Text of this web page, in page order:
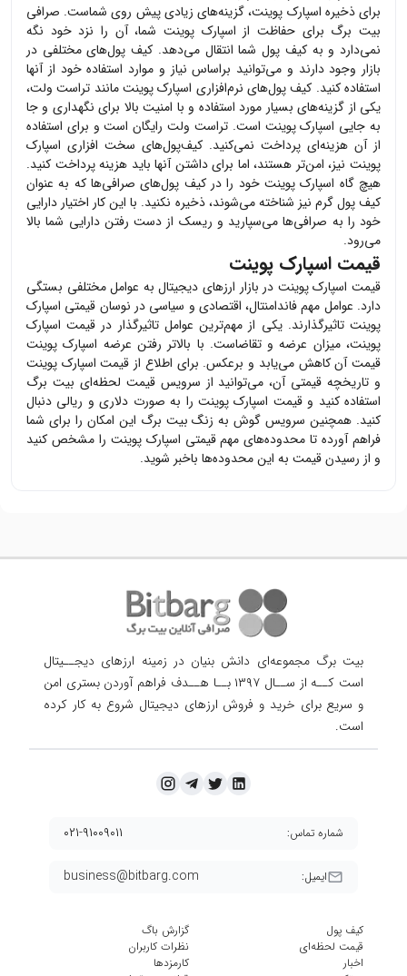
برای ذخیره اسپارک پوینت، گزینه‌های زیادی پیش روی شماست. صرافی
بیت برگ برای حفاظت از اسپارک پوینت شما، آن را نزد خود نگه
نمی‌دارد و به کیف پول شما انتقال می‌دهد. کیف پول‌های مختلفی در
بازار وجود دارند و می‌توانید براساس نیاز و موارد استفاده خود از آنها
استفاده کنید. کیف پول‌های نرم‌افزاری اسپارک پوینتمانند تراست ولت،
یکی از گزینه‌های بسیار مورد استفاده و با امنیت بالا برای نگهداری و جا
به جایی اسپارک پوینت است. تراست ولت رایگان است و برای استفاده
از آن هزینه‌ای پرداخت نمی‌کنید. کیف‌پول‌های سخت افزاری اسپارک
پوینت نیز، امن‌تر هستند، اما برای داشتن آنها باید هزینه پرداخت کنید.
هیچ گاه اسپارک پوینت خود را در کیف پول‌های صرافی‌ها که به عنوان
کیف پول گرم نیز شناخته می‌شوند، ذخیره نکنید. با این کار اختیار دارایی
خود را به صرافی‌ها می‌سپارید و ریسک از دست رفتن دارایی شما بالا
می‌رود.
قیمت اسپارک پوینت
قیمت اسپارک پوینت در بازار ارزهای دیجیتال به عوامل مختلفی بستگی
دارد. عوامل مهم فاندامنتال، اقتصادی و سیاسی در نوسان قیمتی اسپارک
پوینت تاثیرگذارند. یکی از مهم‌ترین عوامل تاثیرگذار در قیمت اسپارک
پوینت، میزان عرضه و تقاضاست. با بالاتر رفتن عرضه اسپارک پوینت
قیمت آن کاهش می‌یابد و برعکس. برای اطلاع از قیمت اسپارک پوینت
و تاریخچه قیمتی آن، می‌توانید از سرویس قیمت لحظه‌ای بیت برگ
استفاده کنید و قیمت اسپارک پوینت را به صورت دلاری و ریالی دنبال
کنید. همچنین سرویس گوش به زنگ بیت برگ این امکان را برای شما
فراهم آورده تا محدوده‌های مهم قیمتی اسپارک پوینت را مشخص کنید
و از رسیدن قیمت به این محدوده‌ها باخبر شوید.
بیت برگ مجموعه‌ای دانش بنیان در زمینه ارزهای دیجــیتال
است کــه از ســال ۱۳۹۷ بــا هــدف فراهم آوردن
بستری امن
و سریع برای خرید و فروش ارزهای دیجیتال شروع به کار کرده
است.
ایمیل: business@bitbarg.com
شماره تماس: ۰۲۱-۹۱۰۰۹۰۱۱
کیف پول
قیمت لحظه‌ای
اخبار
گزارش باگ
نظرات کاربران
کارمزد‌ها